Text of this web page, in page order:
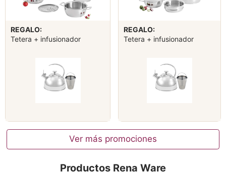
REGALO:
Tetera + infusionador
REGALO:
Tetera + infusionador
Ver más promociones
Productos Rena Ware